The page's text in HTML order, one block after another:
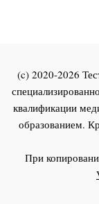
(c) 2020-2026
квалификации
образованием.
При